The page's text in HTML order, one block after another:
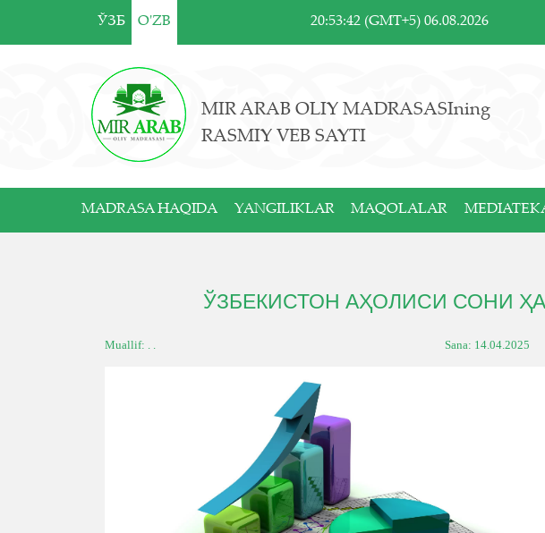
ЎЗБ O'ZB 20:53:42 (GMT+5) 06.08.2026
MIR ARAB OLIY MADRASASIning
RASMIY VEB SAYTI
MADRASA HAQIDA YANGILIKLAR MAQOLALAR
ЎЗБЕКИСТОН АҲОЛИСИ СОНИ
Muallif: . . Sana: 14.04.2025